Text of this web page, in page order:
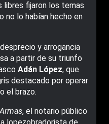
libres fijaron los temas
no lo habían hecho en
y arrogancia
a partir de su triunfo
Adán López, que
destacado por operar
el brazo.
, el notario público